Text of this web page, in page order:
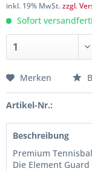
inkl. 19% MwSt.zzgl.
Sofort
Merken
Artikel-Nr.:
Beschreibung
Premium
Die Element